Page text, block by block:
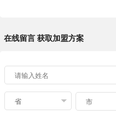
在线留言 获取加盟方案